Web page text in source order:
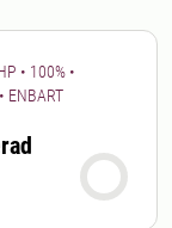
en
att
• 100% •
ENBART